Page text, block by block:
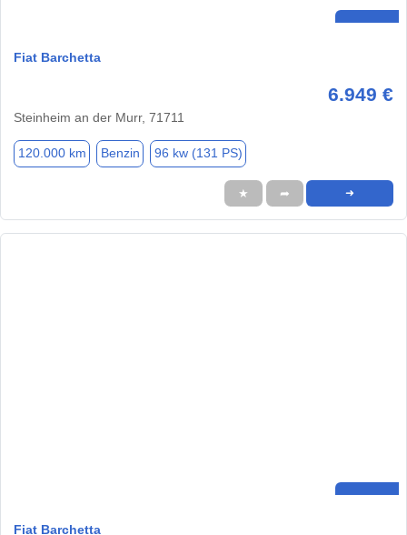
Fiat Barchetta
6.949 €
Steinheim an der Murr, 71711
120.000 km Benzin 96 kw (131 PS)
★ ➦ ➜
Fiat Barchetta